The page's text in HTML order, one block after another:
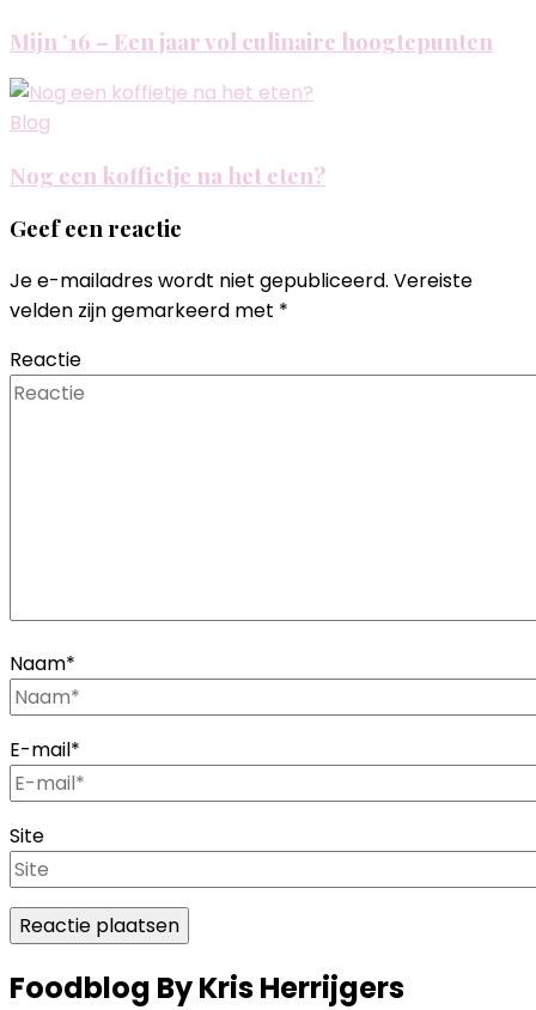
Mijn ’16 – Een jaar vol culinaire hoogtepunten
Blog
Nog een koffietje na het eten?
Geef een reactie
Je e-mailadres wordt niet gepubliceerd. Vereiste
velden zijn gemarkeerd met *
Reactie
Naam*
E-mail*
Site
Foodblog By Kris Herrijgers